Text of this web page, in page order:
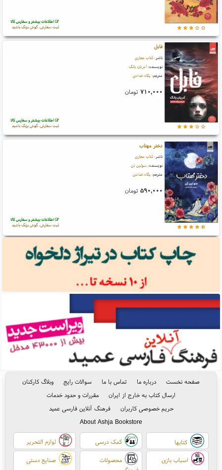
اطلاعات بیشتر و سفارش کالا
ثبت سفارش، گوش بزنگ باشید
فابل
ناشر: کتاب مجازی
نویسنده: آدریان یانگ
مترجم: پگاه خدادی
۷۱۰,۰۰۰ تومان
اطلاعات بیشتر و سفارش کالا
ثبت سفارش، گوش بزنگ باشید
دختر مهتاب
ناشر: کتاب مجازی
نویسنده: سولین تن
مترجم: پگاه خدادی
۵۹۰,۰۰۰ تومان
اطلاعات بیشتر و سفارش کالا
ثبت سفارش، گوش بزنگ باشید
صفحه نخست درباره ما تماس با ما سوالات رایج
وبلاگ کارکنان
ارسال کتاب به خارج از ایران
مقررات و حدود خدمات
حریم خصوصی کاربران
فرهنگ آنلاین فارسی عمید
About Ashja Bookstore
کتابها کمک درسی لوازم التحریر
اسباب بازی
محصولات
صنایع دستی